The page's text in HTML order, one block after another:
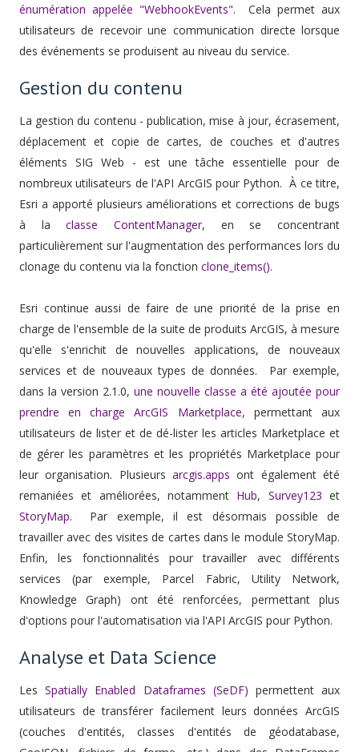
énumération appelée "WebhookEvents". Cela permet aux
utilisateurs de recevoir une communication directe lorsque
des événements se produisent au niveau du service.
Gestion du contenu
La gestion du contenu - publication, mise à jour, écrasement,
déplacement et copie de cartes, de couches et d'autres
éléments SIG Web - est une tâche essentielle pour de
nombreux utilisateurs de l'API ArcGIS pour Python. À ce titre,
Esri a apporté plusieurs améliorations et corrections de bugs
à laclasse ContentManager, en se concentrant
particulièrement sur l'augmentation des performances lors du
clonage du contenu via la fonction clone_items().
Esri continue aussi de faire de une priorité de la prise en
charge de l'ensemble de la suite de produits ArcGIS, à mesure
qu'elle s'enrichit de nouvelles applications, de nouveaux
services et de nouveaux types de données. Par exemple,
dans la version 2.1.0, une nouvelle classe a été ajoutée pour
prendre en charge ArcGIS Marketplace, permettant aux
utilisateurs de lister et de dé-lister les articles Marketplace et
de gérer les paramètres et les propriétés Marketplace pour
leur organisation. Plusieurs arcgis.apps ont également été
remaniées et améliorées, notamment Hub, Survey123et
StoryMap. Par exemple, il est désormais possible de
travailler avec des visites de cartes dans le module StoryMap.
Enfin, les fonctionnalités pour travailler avec différents
services (par exemple, Parcel Fabric, Utility Network,
Knowledge Graph) ont été renforcées, permettant plus
d'options pour l'automatisation via l'API ArcGIS pour Python.
Analyse et Data Science
LesSpatially Enabled Dataframes (SeDF) permettent aux
utilisateurs de transférer facilement leurs données ArcGIS
(couches d'entités, classes d'entités de géodatabase,